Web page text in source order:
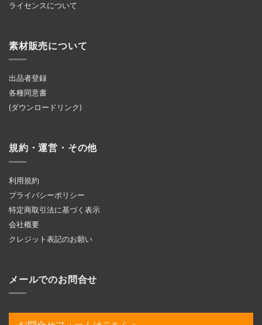
ライセンスについて
素材販売について
出品者登録
各種同意書
(ダウンロードリンク)
規約・運営・その他
利用規約
プライバシーポリシー
特定商取引法に基づく表示
会社概要
クレジット表記のお願い
メールでのお問合せ